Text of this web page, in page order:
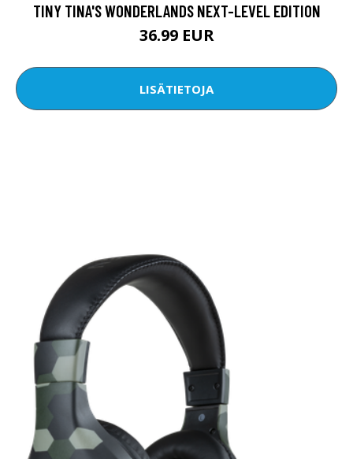
TINY TINA'S WONDERLANDS NEXT-LEVEL EDITION
36.99 EUR
LISÄTIETOJA